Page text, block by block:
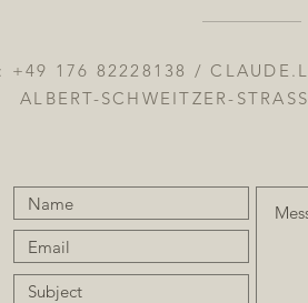
+49 176 82228138 /
ALBERT-SCHWEITZER-